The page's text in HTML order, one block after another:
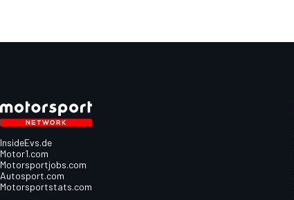
InsideEvs.de
Motor1.com
Motorsportjobs.com
Autosport.com
Motorsportstats.com